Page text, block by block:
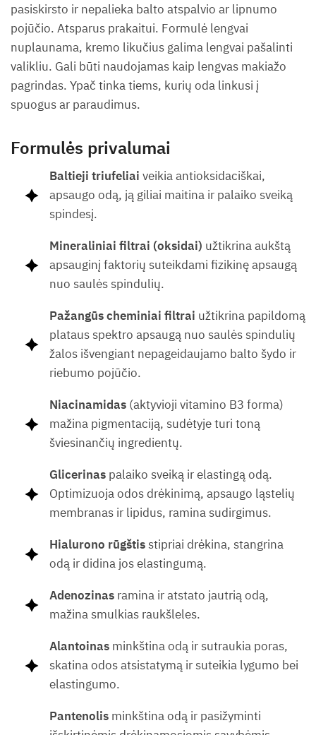
pasiskirsto ir nepalieka balto atspalvio ar lipnumo
pojūčio. Atsparus prakaitui. Formulė lengvai
nuplaunama, kremo likučius galima lengvai pašalinti
valikliu. Gali būti naudojamas kaip lengvas makiažo
pagrindas. Ypač tinka tiems, kurių oda linkusi į
spuogus ar paraudimus.
Formulės privalumai
Baltieji triufeliai veikia antioksidaciškai,
apsaugo odą, ją giliai maitina ir palaiko sveiką
spindesį.
Mineraliniai filtrai (oksidai) užtikrina aukštą
apsauginį faktorių suteikdami fizikinę apsaugą
nuo saulės spindulių.
Pažangūs cheminiai filtrai užtikrina papildomą
plataus spektro apsaugą nuo saulės spindulių
žalos išvengiant nepageidaujamo balto šydo ir
riebumo pojūčio.
Niacinamidas (aktyvioji vitamino B3 forma)
mažina pigmentaciją, sudėtyje turi toną
šviesinančių ingredientų.
Glicerinas palaiko sveiką ir elastingą odą.
Optimizuoja odos drėkinimą, apsaugo ląstelių
membranas ir lipidus, ramina sudirgimus.
Hialurono rūgštisstipriai drėkina, stangrina
odą ir didina jos elastingumą.
Adenozinas ramina ir atstato jautrią odą,
mažina smulkias raukšleles.
Alantoinas minkština odą ir sutraukia poras,
skatina odos atsistatymą ir suteikia lygumo bei
elastingumo.
Pantenolis minkština odą ir pasižyminti